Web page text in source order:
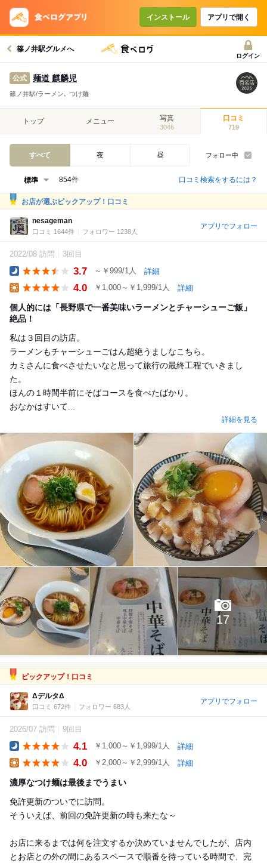
インストール アプリで開く
篠ノ井駅グルメへ
ログイン
公式 麺道 麒麟児
篠ノ井駅/ラーメン､ つけ麺
トップ メニュー 写真
3046
口コミ
719
すべて 夜 昼 フォロー中
854件 口コミ検索をするには？
お店が選ぶピックアップ！口コミ
nesageman
口コミ 1644件 フォロワー 1238人
アプリでフォロー
2022/08 訪問 3回目
3.7 ～￥999/1人 詳細
4.0 ￥1,000～￥1,999/1人 詳細
個人的には「長野県で一番美味いラーメンとチャーシューご飯」
絶品！
私は３回目の訪店。
ラーメンもチャーシューごはん超絶うましなこちら。
カミさんに食べさせたいなと思って旅行の最終工程でいきまし
た。
ほんの１時間半前にそばコースを食べたばかり。
おなかはすいて...
詳細を見る
17
ピックアップ！口コミ
ΔデルタΔ
口コミ 672件 フォロワー 683人
アプリでフォロー
2026/07 訪問 9回目
4.1 ￥1,000～￥1,999/1人 詳細
4.0 ￥2,000～￥2,999/1人 詳細
濃厚なつけ麺は最後までうまい
免許更新のついでに訪問。
そういえば、前回の免許更新の時も来たな～
お店に来るまでは何を注文するか決めていませんでしたが、店内
とお店との外の間にあるスペースで順番を待っている時間で、完